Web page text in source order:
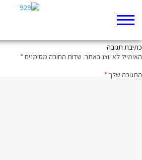
כתיבת תגובה
האימייל לא יוצג באתר. שדות החובה מסומנים*
התגובה שלך*